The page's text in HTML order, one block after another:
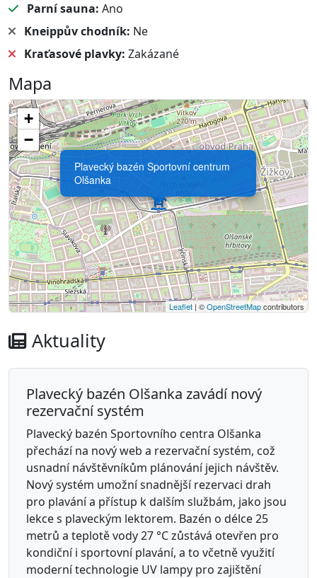
Parní sauna: Ano
Kneippův chodník: Ne
Kraťasové plavky: Zakázané
Mapa
Plavecký bazén Sportovní centrum
Olšanka
+
−
Leaflet | ©OpenStreetMapcontributors
Aktuality
Plavecký bazén Olšanka zavádí nový
rezervační systém
Plavecký bazén Sportovního centra Olšanka
přechází na nový web a rezervační systém, což
usnadní návštěvníkům plánování jejich návštěv.
Nový systém umožní snadnější rezervaci drah
pro plavání a přístup k dalším službám, jako jsou
lekce s plaveckým lektorem. Bazén o délce 25
metrů a teplotě vody 27 °C zůstává otevřen pro
kondiční i sportovní plavání, a to včetně využití
moderní technologie UV lampy pro zajištění